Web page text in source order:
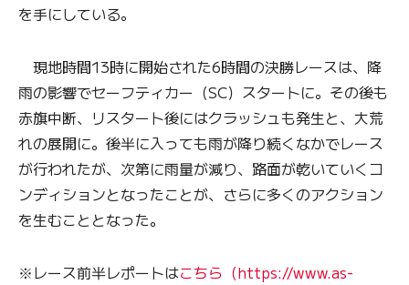
を手にしている。
現地時間13時に開始された6時間の決勝レースは、降
雨の影響でセーフティカー（SC）スタートに。その後も
赤旗中断、リスタート後にはクラッシュも発生と、大荒
れの展開に。後半に入っても雨が降り続くなかでレース
が行われたが、次第に雨量が減り、路面が乾いていくコ
ンディションとなったことが、さらに多くのアクション
を生むこととなった。
※レース前半レポートはこちら（https://www.as-